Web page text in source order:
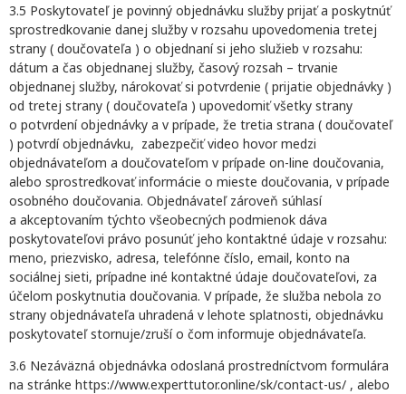
3.5 Poskytovateľ je povinný objednávku služby prijať a poskytnúť
sprostredkovanie danej služby v rozsahu upovedomenia tretej
strany ( doučovateľa ) o objednaní si jeho služieb v rozsahu:
dátum a čas objednanej služby, časový rozsah – trvanie
objednanej služby, nárokovať si potvrdenie ( prijatie objednávky )
od tretej strany ( doučovateľa ) upovedomiť všetky strany
o potvrdení objednávky a v prípade, že tretia strana ( doučovateľ
) potvrdí objednávku, zabezpečiť video hovor medzi
objednávateľom a doučovateľom v prípade on-line doučovania,
alebo sprostredkovať informácie o mieste doučovania, v prípade
osobného doučovania. Objednávateľ zároveň súhlasí
a akceptovaním týchto všeobecných podmienok dáva
poskytovateľovi právo posunúť jeho kontaktné údaje v rozsahu:
meno, priezvisko, adresa, telefónne číslo, email, konto na
sociálnej sieti, prípadne iné kontaktné údaje doučovateľovi, za
účelom poskytnutia doučovania. V prípade, že služba nebola zo
strany objednávateľa uhradená v lehote splatnosti, objednávku
poskytovateľ stornuje/zruší o čom informuje objednávateľa.
3.6 Nezáväzná objednávka odoslaná prostredníctvom formulára
na stránke https://www.experttutor.online/sk/contact-us/ , alebo